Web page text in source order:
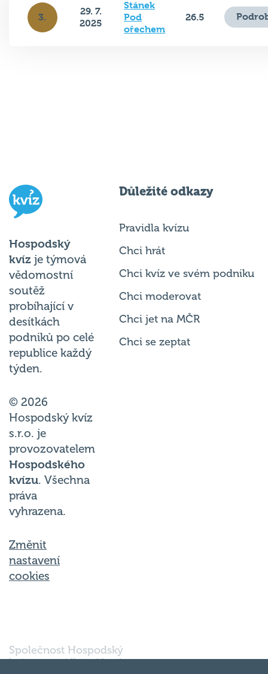
3.
29. 7.
2025
Stánek
Pod
ořechem
26.5
Hospodský
kvíz je týmová
vědomostní
soutěž
probíhající v
desítkách
podniků po celé
republice každý
týden.
© 2026
Hospodský kvíz
s.r.o. je
provozovatelem
Hospodského
kvízu. Všechna
práva
vyhrazena.
Změnit
nastavení
cookies
Důležité odkazy
Pravidla kvízu
Chci hrát
Chci kvíz ve svém podniku
Chci moderovat
Chci jet na MČR
Chci se zeptat
Společnost Hospodský
kvíz s.r.o., sídlem Nové